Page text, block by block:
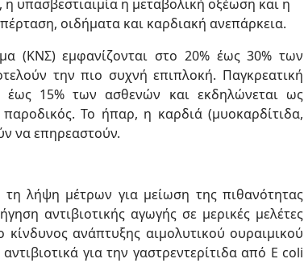
υπασβεστιαιμία η μεταβολική οξέωση και η
οιδήματα και καρδιακή ανεπάρκεια.
(ΚΝΣ) εμφανίζονται στο 20% έως 30% των
την πιο συχνή επιπλοκή. Παγκρεατική
έως 15% των ασθενών και εκδηλώνεται ως
Το ήπαρ, η καρδιά (μυοκαρδίτιδα,
να επηρεαστούν.
λήψη μέτρων για μείωση της πιθανότητας
αντιβιοτικής αγωγής σε μερικές μελέτες
ανάπτυξης αιμολυτικού ουραιμικού
για την γαστρεντερίτιδα από E coli